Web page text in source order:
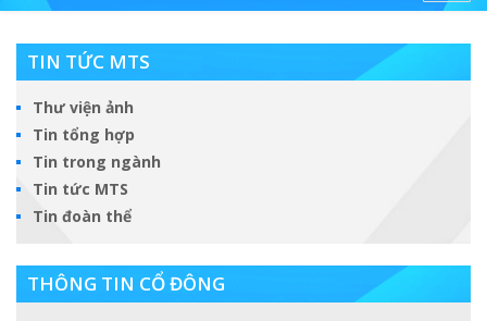
TIN TỨC MTS
Thư viện ảnh
Tin tổng hợp
Tin trong ngành
Tin tức MTS
Tin đoàn thể
THÔNG TIN CỔ ĐÔNG